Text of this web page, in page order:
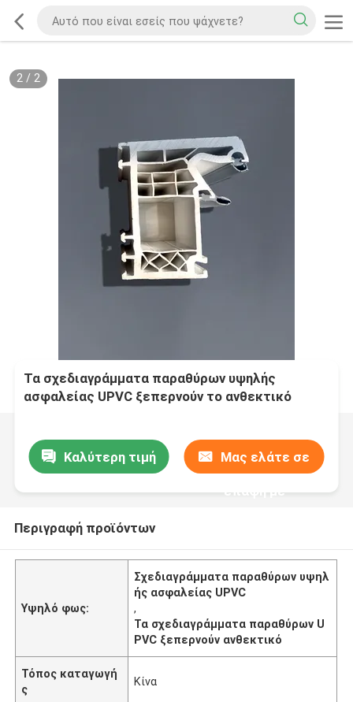
2/ 2
Τα σχεδιαγράμματα παραθύρων υψηλής
ασφαλείας UPVC ξεπερνούν το ανθεκτικό
Καλύτερη τιμή Μας ελάτε σε
επαφή με
Περιγραφή προϊόντων
Υψηλό φως:
Σχεδιαγράμματα παραθύρων υψηλ
ής ασφαλείας UPVC
,
Τα σχεδιαγράμματα παραθύρων U
PVC ξεπερνούν ανθεκτικό
Τόπος καταγωγή
ς
Κίνα